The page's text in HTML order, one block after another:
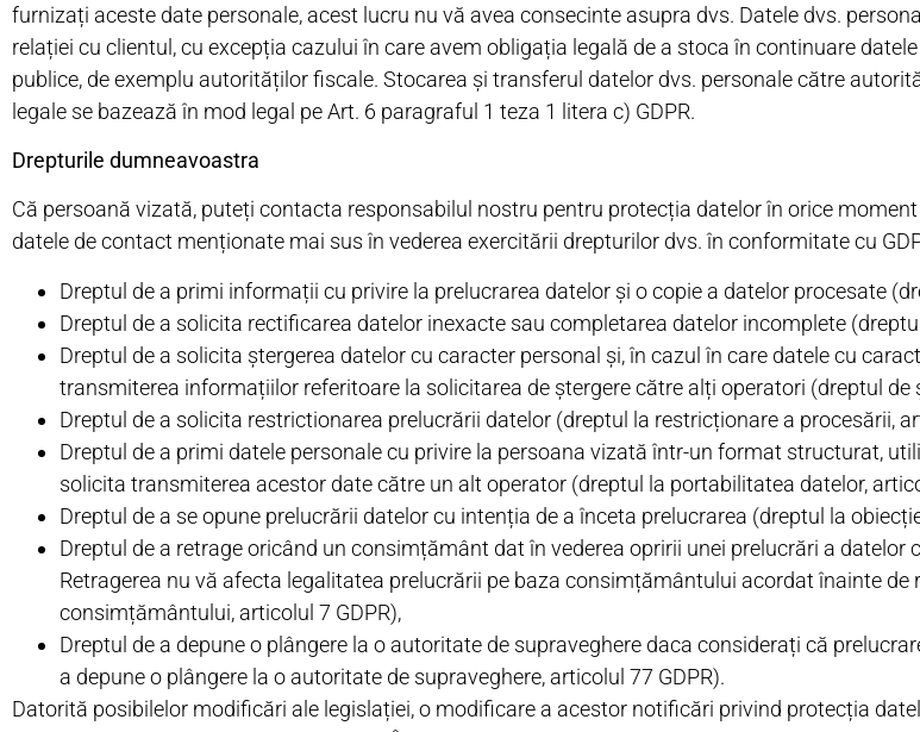
furnizați aceste date personale, acest lucru nu vă avea consecinte asupra dvs. Datele dvs.
relației cu clientul, cu excepția cazului în care avem obligația legală de a stoca în continuare
publice, de exemplu autorităților fiscale. Stocarea și transferul datelor dvs. personale către
legale se bazează în mod legal pe Art. 6 paragraful 1 teza 1 litera c) GDPR.
Drepturile dumneavoastra
Că persoană vizată, puteți contacta responsabilul nostru pentru protecția datelor în orice
datele de contact menționate mai sus în vederea exercitării drepturilor dvs. în conformitate cu
Dreptul de a primi informații cu privire la prelucrarea datelor și o copie a datelor procesate
Dreptul de a solicita rectificarea datelor inexacte sau completarea datelor incomplete
Dreptul de a solicita ștergerea datelor cu caracter personal și, în cazul în care datele cu
transmiterea informațiilor referitoare la solicitarea de ștergere către alți operatori (dreptul de
Dreptul de a solicita restrictionarea prelucrării datelor (dreptul la restricționare a procesării,
Dreptul de a primi datele personale cu privire la persoana vizată într-un format structurat,
solicita transmiterea acestor date către un alt operator (dreptul la portabilitatea datelor,
Dreptul de a se opune prelucrării datelor cu intenția de a înceta prelucrarea (dreptul la
Dreptul de a retrage oricând un consimțământ dat în vederea opririi unei prelucrări a datelor
Retragerea nu vă afecta legalitatea prelucrării pe baza consimțământului acordat înainte de
consimțământului, articolul 7 GDPR),
Dreptul de a depune o plângere la o autoritate de supraveghere daca considerați că
a depune o plângere la o autoritate de supraveghere, articolul 77 GDPR).
Datorită posibilelor modificări ale legislației, o modificare a acestor notificări privind protecția